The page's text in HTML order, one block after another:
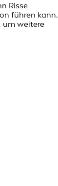
Risse
führen kann.
um weitere